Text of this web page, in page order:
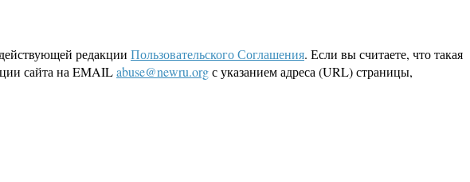
редакции Пользовательского Соглашения. Если вы считаете, что такая
сайта на EMAILabuse@newru.orgс указанием адреса (URL) страницы,